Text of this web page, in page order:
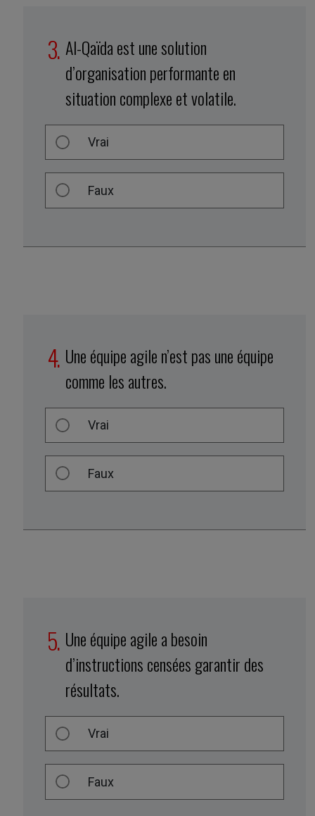
Al-Qaïda est une solution
d’organisation performante en
situation complexe et volatile.
Vrai
Faux
Une équipe agile n’est pas une équipe
comme les autres.
Vrai
Faux
Une équipe agile a besoin
d’instructions censées garantir des
résultats.
Vrai
Faux